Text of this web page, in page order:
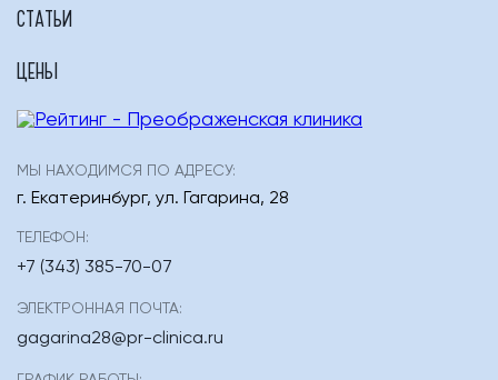
СТАТЬИ
ЦЕНЫ
МЫ НАХОДИМСЯ ПО АДРЕСУ:
г. Екатеринбург, ул. Гагарина, 28
ТЕЛЕФОН:
+7 (343) 385-70-07
ЭЛЕКТРОННАЯ ПОЧТА:
gagarina28@pr-clinica.ru